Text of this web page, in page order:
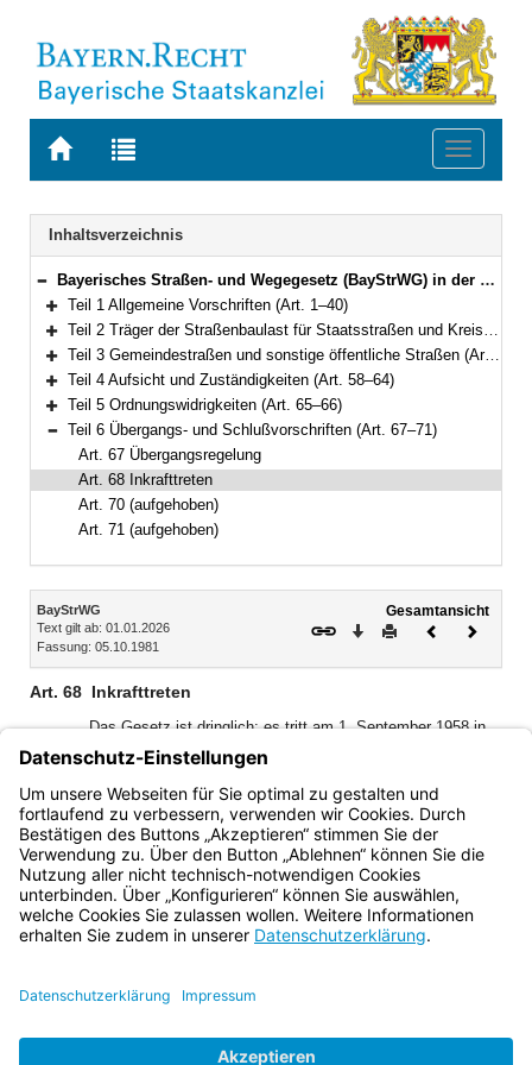
Zur
BAYERN.RECHT
Zur
letzten
Suche
Toggle
Navigation
Inhaltsverzeichnis
Bereich reduzieren
Bayerisches Straßen- und Wegegesetz (BayStrWG) in der Fassung der Bekanntmachung vom 5. Oktober 1981 (BayRS V S. 731) BayRS 91-1-B (Art. 1–71)
Bereich erweitern
Teil 1 Allgemeine Vorschriften (Art. 1–40)
Bereich erweitern
Teil 2 Träger der Straßenbaulast für Staatsstraßen und Kreisstraßen (Art. 41–45)
Bereich erweitern
Teil 3 Gemeindestraßen und sonstige öffentliche Straßen (Art. 46–57)
Bereich erweitern
Teil 4 Aufsicht und Zuständigkeiten (Art. 58–64)
Bereich erweitern
Teil 5 Ordnungswidrigkeiten (Art. 65–66)
Bereich reduzieren
Teil 6 Übergangs- und Schlußvorschriften (Art. 67–71)
Art. 67 Übergangsregelung
Art. 68 Inkrafttreten
Art. 70 (aufgehoben)
Art. 71 (aufgehoben)
Inhalt
BayStrWG
Text gilt ab: 01.01.2026
Fassung: 05.10.1981
Gesamtansicht
Download
DruckenVorheriges
Art. 68 Inkrafttreten
Das Gesetz ist dringlich; es tritt am 1. September 1958 in
Kraft .
1) [Amtl. Anm.:]Betrifft die ursprüngliche Fassung vom 11.
Juli 1958 (GVBl. S. 147)
Bayern.de
BayernPortal
Impressum